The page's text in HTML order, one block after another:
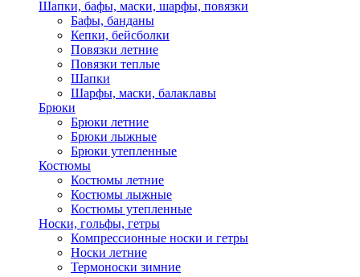
Шапки, бафы, маски, шарфы, повязки
Бафы, банданы
Кепки, бейсболки
Повязки летние
Повязки теплые
Шапки
Шарфы, маски, балаклавы
Брюки
Брюки летние
Брюки лыжные
Брюки утепленные
Костюмы
Костюмы летние
Костюмы лыжные
Костюмы утепленные
Носки, гольфы, гетры
Компрессионные носки и гетры
Носки летние
Термоноски зимние